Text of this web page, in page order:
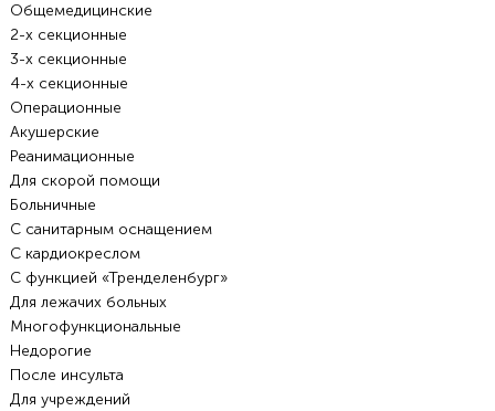
Общемедицинские
2-х секционные
3-х секционные
4-х секционные
Операционные
Акушерские
Реанимационные
Для скорой помощи
Больничные
С санитарным оснащением
С кардиокреслом
С функцией «Тренделенбург»
Для лежачих больных
Многофункциональные
Недорогие
После инсульта
Для учреждений